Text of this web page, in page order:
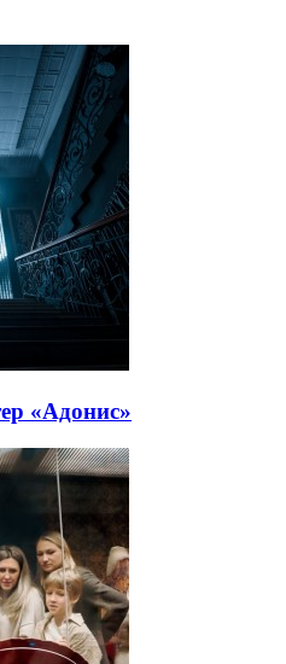
«Адонис»